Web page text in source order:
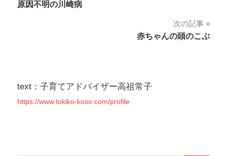
ー
ン
原因不明の川崎病
次の記事
赤ちゃんの頭のこぶ
text：子育てアドバイザー高祖常子
https://www.tokiko-koso.com/profile